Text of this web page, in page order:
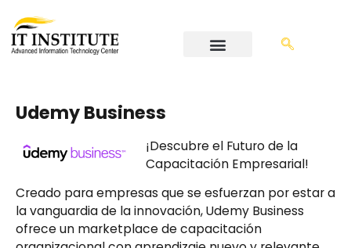
Udemy Business
¡Descubre el Futuro de la
Capacitación Empresarial!
Creado para empresas que se esfuerzan por estar a
la vanguardia de la innovación, Udemy Business
ofrece un marketplace de capacitación